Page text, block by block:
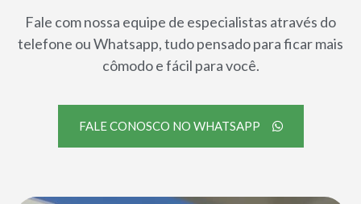
Fale com nossa equipe de especialistas através do
telefone ou Whatsapp, tudo pensado para ficar mais
cômodo e fácil para você.
FALE CONOSCO NO WHATSAPP